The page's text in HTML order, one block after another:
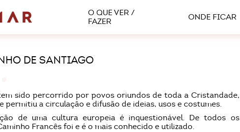
O QUE VER /
FAZER
ONDE FICAR
DE SANTIAGO
sido percorrido por povos oriundos de toda a Cristandade,
permitiu a circulação e difusão de ideias, usos e costumes.
de uma cultura europeia é inquestionável. De todos os
Francês foi e é o mais conhecido e utilizado.